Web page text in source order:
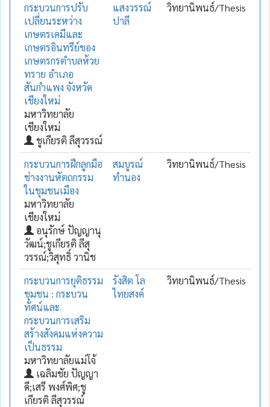
กระบวนการปรับ
เปลี่ยนระหว่าง
เกษตรเคมีและ
เกษตรอินทรีย์ของ
เกษตรกรตำบลห้วย
ทราย อำเภอ
สันกำแพง จังหวัด
เชียงใหม่
มหาวิทยาลัย
เชียงใหม่
ชูเกียรติ ลีสุวรรณ์
แสงวรรณ์
ปาลี
วิทยานิพนธ์/Thesis
กระบวนการฝึกลูกมือ
ช่างงานหัตถกรรม
ในชุมชนเมือง
มหาวิทยาลัย
เชียงใหม่
อนุรักษ์ ปัญญานุ
วัฒน์;ชูเกียรติ ลีสุ
วรรณ์;วิสุทธิ์ วานิช
สมบูรณ์
ทำนอง
วิทยานิพนธ์/Thesis
กระบวนการยุติธรรม
ชุมชน : กระบวน
ทัศน์และ
กระบวนการเสริม
สร้างสังคมแห่งความ
เป็นธรรม
มหาวิทยาลัยแม่โจ้
เฉลิมชัย ปัญญา
ดี;เสรี พงศ์พิศ;ชู
เกียรติ ลีสุวรรณ์
รังสิต โล
ไทยสงค์
วิทยานิพนธ์/Thesis